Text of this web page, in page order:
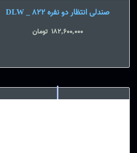
صندلی انتظار دو نفره DLW _ 822
182,600,000 تومان